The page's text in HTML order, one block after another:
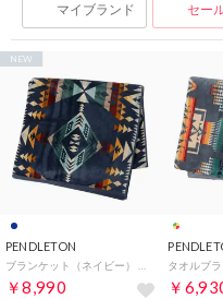
マイブランド セー
PENDLETON
￥8,990
NEW
￥